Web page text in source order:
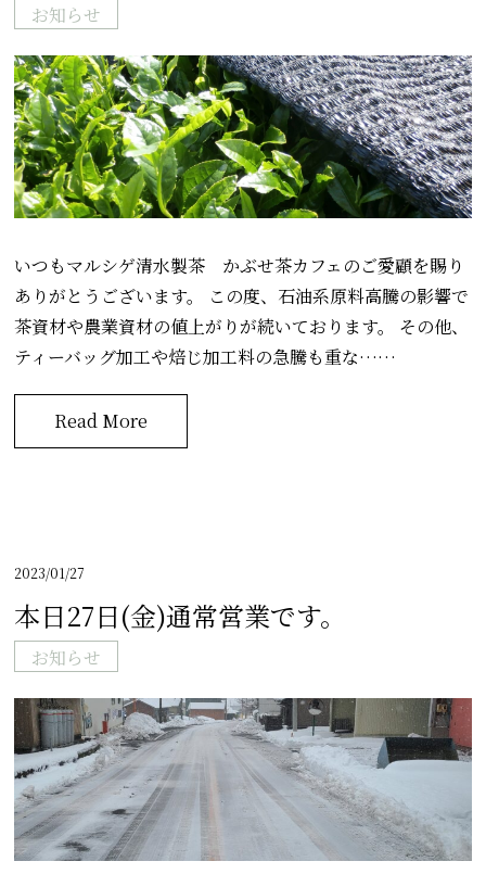
お知らせ
いつもマルシゲ清水製茶 かぶせ茶カフェのご愛顧を賜り
ありがとうございます。 この度、石油系原料高騰の影響で
茶資材や農業資材の値上がりが続いております。 その他、
ティーバッグ加工や焙じ加工料の急騰も重な……
Read More
2023/01/27
本日27日(金)通常営業です。
お知らせ